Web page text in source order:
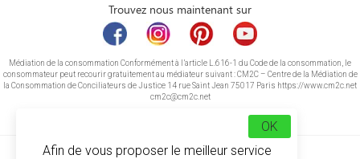
Trouvez nous maintenant sur
Médiation de la consommation Conformément à l’article L.616-1 du Code de la consommation, le
consommateur peut recourir gratuitement au médiateur suivant : CM2C – Centre de la Médiation de
la Consommation de Conciliateurs de Justice 14 rue Saint Jean 75017 Paris https://www.cm2c.net
cm2c@cm2c.net
Afin de vous proposer le meilleur service
OK